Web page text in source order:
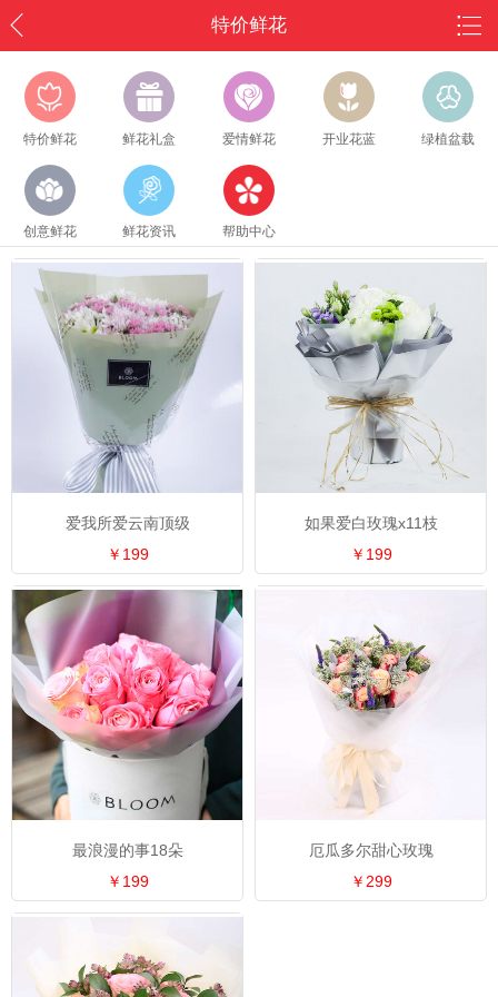
特价鲜花
特价鲜花 鲜花礼盒 爱情鲜花 开业花蓝 绿植盆载
创意鲜花 鲜花资讯 帮助中心
爱我所爱云南顶级
￥199
如果爱白玫瑰x11枝
￥199
最浪漫的事18朵
￥199
厄瓜多尔甜心玫瑰
￥299